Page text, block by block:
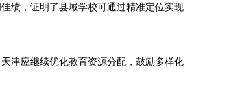
绩，证明了县域学校可通过精准定位实现
津应继续优化教育资源分配，鼓励多样化